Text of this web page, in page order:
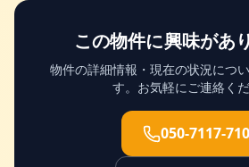
この物件に興味があ
物件の詳細情報・現在の状況につ
す。お気軽にご連絡くだ
050-7117-